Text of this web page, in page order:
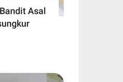
Asal